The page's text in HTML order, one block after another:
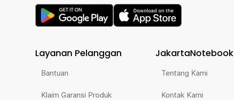
Layanan Pelanggan
Bantuan
Klaim Garansi Produk
JakartaNotebook
Tentang Kami
Kontak Kami